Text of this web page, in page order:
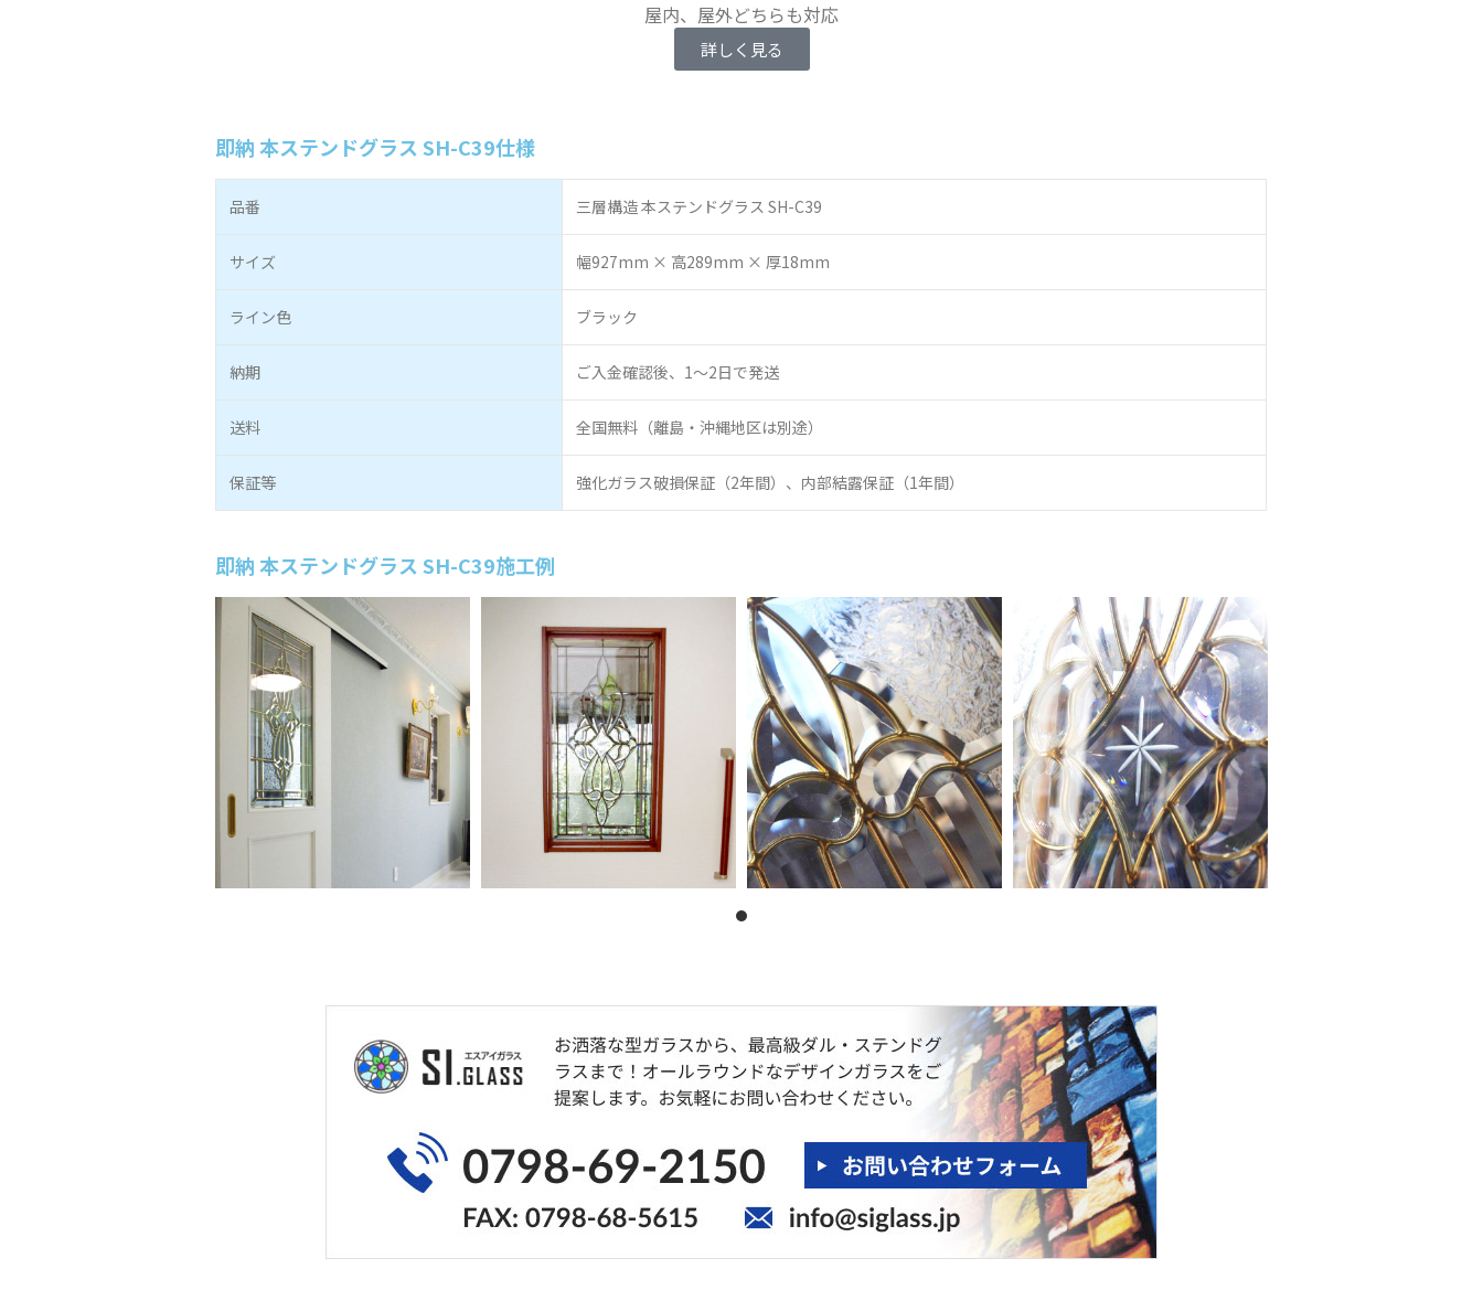
屋内、屋外どちらも対応
詳しく見る
即納 本ステンドグラス SH-C39仕様
品番 三層構造 本ステンドグラス SH-C39
サイズ 幅927mm × 高289mm × 厚18mm
ライン色 ブラック
納期 ご入金確認後、1～2日で発送
送料 全国無料（離島・沖縄地区は別途）
保証等 強化ガラス破損保証（2年間）、内部結露保証（1年間）
即納 本ステンドグラス SH-C39施工例